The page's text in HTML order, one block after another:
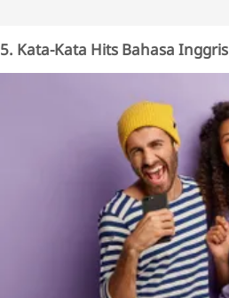
5. Kata-Kata Hits Bahasa Inggris